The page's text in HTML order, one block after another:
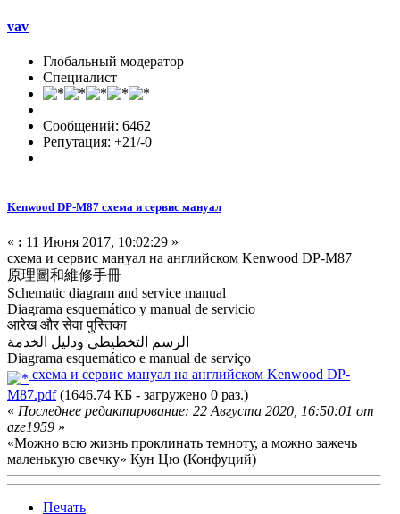
vav
Глобальный модератор
Специалист
Сообщений: 6462
Репутация: +21/-0
Kenwood DP-M87 схема и сервис мануал
« : 11 Июня 2017, 10:02:29 »
схема и сервис мануал на английском Kenwood DP-M87
原理圖和維修手冊
Schematic diagram and service manual
Diagrama esquemático y manual de servicio
आरेख और सेवा पुस्तिका
الرسم التخطيطي ودليل الخدمة
Diagrama esquemático e manual de serviço
схема и сервис мануал на английском Kenwood DP-
M87.pdf(1646.74 КБ - загружено 0 раз.)
« Последнее редактирование: 22 Августа 2020, 16:50:01 от
aze1959 »
«Можно всю жизнь проклинать темноту, а можно зажечь
маленькую свечку» Кун Цю (Конфуций)
Печать